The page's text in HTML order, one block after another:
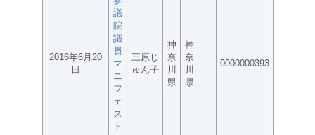
2016年6月20
日
議
院
議
員
マ
ニ
フ
ェ
ス
ト
三原じ
ゅん子
神
奈
川
県
神
奈
川
県
0000000393